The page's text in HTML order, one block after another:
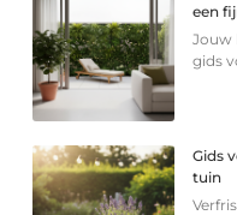
een
Jouw
gids
Gids
tuin